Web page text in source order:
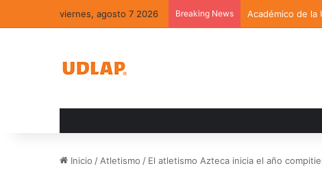
viernes, agosto 7 2026 Breaking News Académico de la
Inicio / Atletismo / El atletismo Azteca inicia el año